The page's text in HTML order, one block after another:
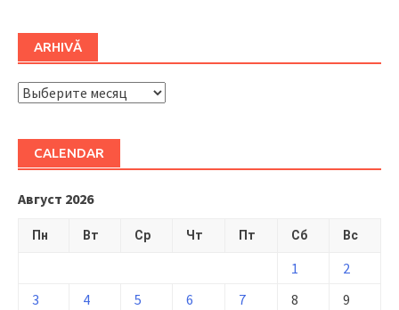
ARHIVĂ
ARHIVĂ
CALENDAR
Август 2026
Пн Вт Ср Чт Пт Сб Вс
1
2
3
4 5 6 7 8
9